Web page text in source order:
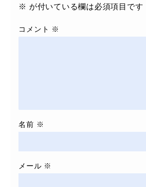
※ が付いている欄は必須項目です
コメント ※
名前 ※
メール ※